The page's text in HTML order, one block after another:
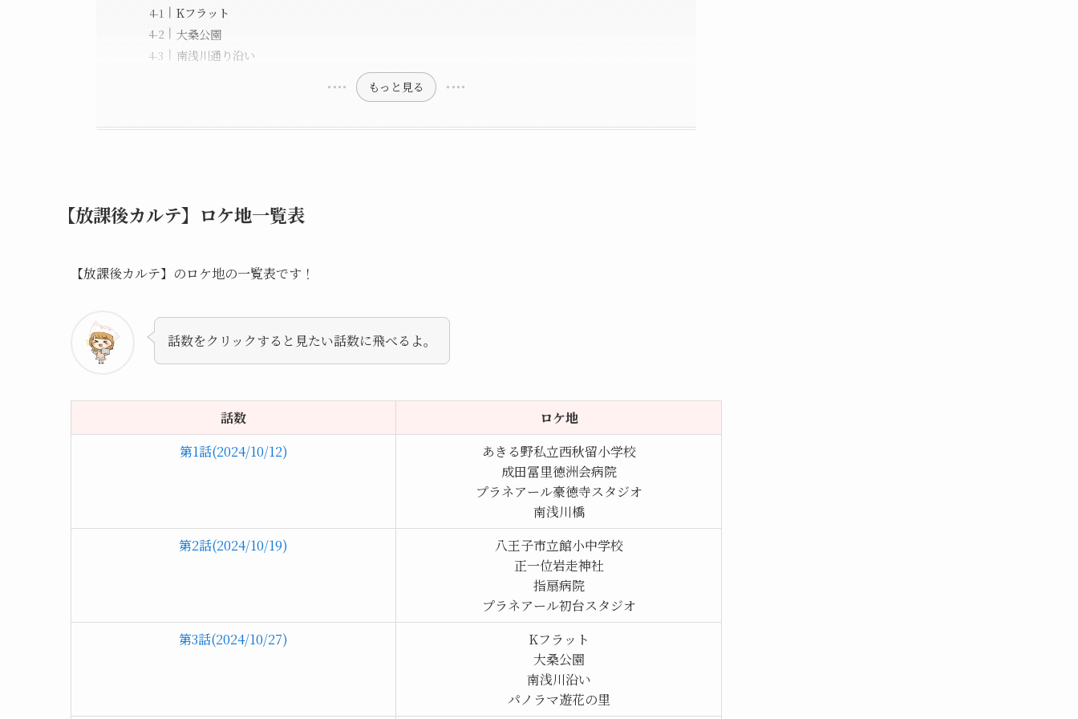
Kフラット
大桑公園
南浅川通り沿い
もっと見る
【放課後カルテ】ロケ地一覧表
【放課後カルテ】のロケ地の一覧表です！
話数をクリックすると見たい話数に飛べるよ。
話数
ロケ地
第1話(2024/10/12)
あきる野私立西秋留小学校
成田冨里徳洲会病院
プラネアール豪徳寺スタジオ
南浅川橋
第2話(2024/10/19)
八王子市立館小中学校
正一位岩走神社
指扇病院
プラネアール初台スタジオ
第3話(2024/10/27)
Kフラット
大桑公園
南浅川沿い
パノラマ遊花の里